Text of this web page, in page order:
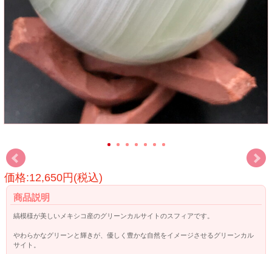
価格:12,650円(税込)
商品説明
縞模様が美しいメキシコ産のグリーンカルサイトのスフィアです。
やわらかなグリーンと輝きが、優しく豊かな自然をイメージさせるグリーンカル
サイト。